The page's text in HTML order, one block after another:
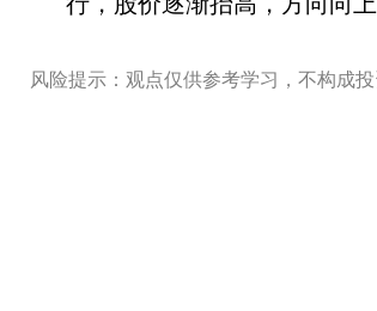
风险提示：观点仅供参考学习，不构成